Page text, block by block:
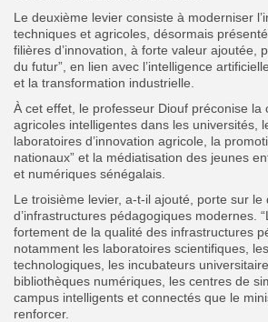
Le deuxième levier consiste à moderniser
techniques et agricoles, désormais
filières d’innovation, à forte valeur ajoutée,
du futur”, en lien avec l’intelligence
et la transformation industrielle.
À cet effet, le professeur Diouf préconise la
agricoles intelligentes dans les universités,
laboratoires d’innovation agricole, la
nationaux” et la médiatisation des jeunes
et numériques sénégalais.
Le troisième levier, a-t-il ajouté, porte sur le
d’infrastructures pédagogiques modernes.
fortement de la qualité des infrastructures
notamment les laboratoires scientifiques,
technologiques, les incubateurs
bibliothèques numériques, les centres de
campus intelligents et connectés que le
renforcer.